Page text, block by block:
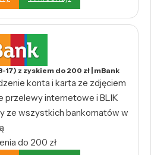
17) z zyskiem do 200 zł | mBank
konta i karta ze zdjęciem
przelewy internetowe i BLIK
ze wszystkich bankomatów w
do 200 zł